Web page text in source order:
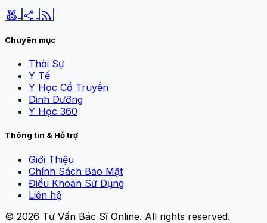
social_leaderboard share rss_feed
Chuyên mục
Thời Sự
Y Tế
Y Học Cổ Truyền
Dinh Dưỡng
Y Học 360
Thông tin & Hỗ trợ
Giới Thiệu
Chính Sách Bảo Mật
Điều Khoản Sử Dụng
Liên hệ
© 2026 Tư Vấn Bác Sĩ Online. All rights reserved.